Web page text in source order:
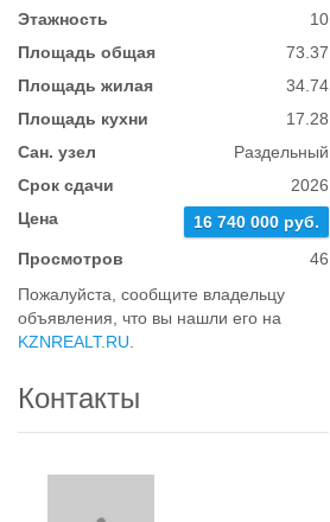
Этажность
10
Площадь общая
73.37
Площадь жилая
34.74
Площадь кухни
17.28
Сан. узел
Раздельный
Срок сдачи
2026
Цена
16 740 000 руб.
Просмотров
46
Пожалуйста, сообщите владельцу
объявления, что вы нашли его на
KZNREALT.RU
Контакты